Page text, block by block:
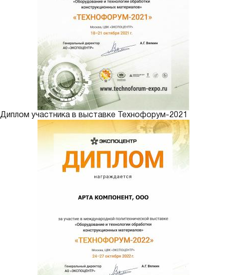
Диплом участника в выставке Технофорум-2021